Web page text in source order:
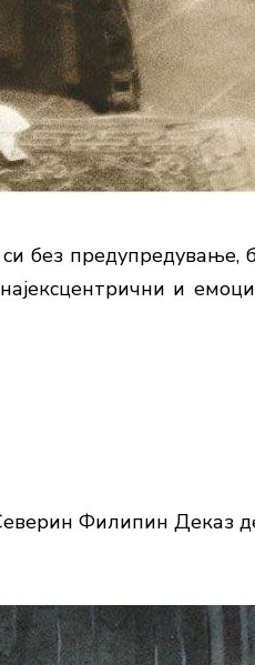
си без предупредување,
и
Филипин Деказ